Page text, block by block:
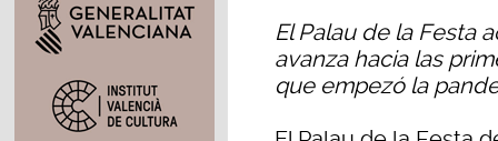
El Palau de la Festa
avanza hacia las
que empezó la